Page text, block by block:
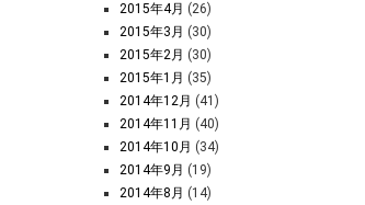
2015年4月 (26)
2015年3月 (30)
2015年2月 (30)
2015年1月 (35)
2014年12月 (41)
2014年11月 (40)
2014年10月 (34)
2014年9月 (19)
2014年8月 (14)